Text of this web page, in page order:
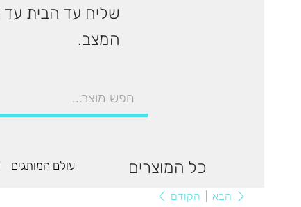
המצב.
עולם המותגים כל המוצרים
הקודם הבא